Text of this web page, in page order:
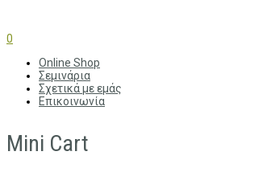
0
Online Shop
Σεμινάρια
Σχετικά με εμάς
Επικοινωνία
Mini Cart